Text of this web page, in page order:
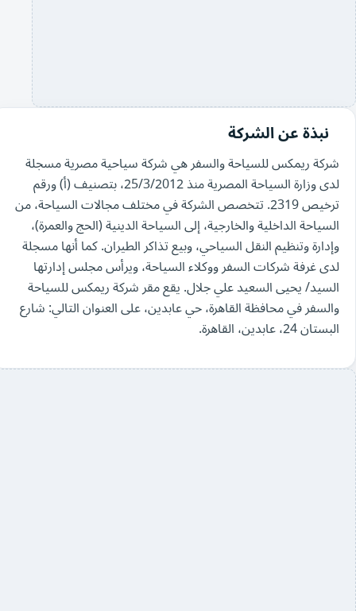
نبذة عن الشركة
شركة ريمكس للسياحة والسفر هي شركة سياحية مصرية مسجلة
لدى وزارة السياحة المصرية منذ 25/3/2012، بتصنيف (أ) ورقم
ترخيص 2319. تتخصص الشركة في مختلف مجالات السياحة، من
السياحة الداخلية والخارجية، إلى السياحة الدينية (الحج والعمرة)،
وإدارة وتنظيم النقل السياحي، وبيع تذاكر الطيران. كما أنها مسجلة
لدى غرفة شركات السفر ووكلاء السياحة، ويرأس مجلس إدارتها
السيد/ يحيى السعيد علي جلال. يقع مقر شركة ريمكس للسياحة
والسفر في محافظة القاهرة، حي عابدين، على العنوان التالي: شارع
البستان 24، عابدين، القاهرة.